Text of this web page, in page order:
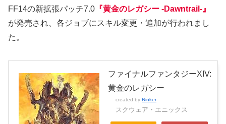
FF14の新拡張パッチ7.0 『黄金のレガシー -Dawntrail-』
が発売され、各ジョブにスキル変更・追加が行われまし
た。
ファイナルファンタジーXIV:
黄金のレガシー
created by Rinker
スクウェア・エニックス